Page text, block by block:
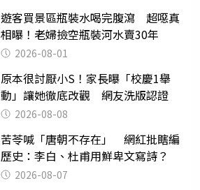
遊客買景區瓶裝水喝完腹瀉 超噁真
相曝！老婦撿空瓶裝河水賣30年
2026-08-01
原本很討厭小S！家長曝「校慶1舉
動」讓她徹底改觀 網友洗版認證
2026-08-08
苦苓喊「唐朝不存在」 網紅批瞎編
歷史：李白、杜甫用鮮卑文寫詩？
2026-08-07